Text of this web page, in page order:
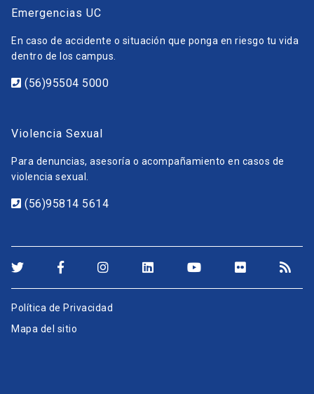
Emergencias UC
En caso de accidente o situación que ponga en riesgo tu vida
dentro de los campus.
(56)95504 5000
Violencia Sexual
Para denuncias, asesoría o acompañamiento en casos de
violencia sexual.
(56)95814 5614
Política de Privacidad
Mapa del sitio